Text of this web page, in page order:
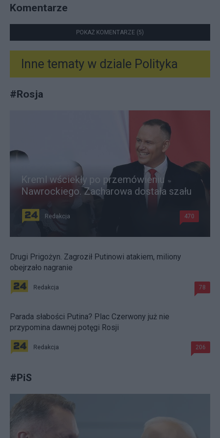
Komentarze
POKAŻ KOMENTARZE (5)
Inne tematy w dziale Polityka
#Rosja
Kreml wściekły po przemówieniu
Nawrockiego. Zacharowa dostała szału
Redakcja 470
Drugi Prigożyn. Zagroził Putinowi atakiem, miliony
obejrzało nagranie
Redakcja 78
Parada słabości Putina? Plac Czerwony już nie
przypomina dawnej potęgi Rosji
Redakcja 206
#PiS